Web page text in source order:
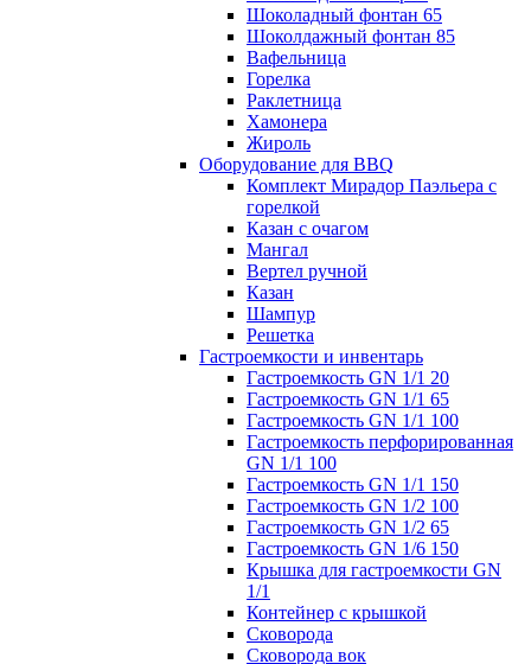
Шоколадный фонтан 65
Шоколдажный фонтан 85
Вафельница
Горелка
Раклетница
Хамонера
Жироль
Оборудование для BBQ
Комплект Мирадор Паэльера с
горелкой
Казан с очагом
Мангал
Вертел ручной
Казан
Шампур
Решетка
Гастроемкости и инвентарь
Гастроемкость GN 1/1 20
Гастроемкость GN 1/1 65
Гастроемкость GN 1/1 100
Гастроемкость перфорированная
GN 1/1 100
Гастроемкость GN 1/1 150
Гастроемкость GN 1/2 100
Гастроемкость GN 1/2 65
Гастроемкость GN 1/6 150
Крышка для гастроемкости GN
1/1
Контейнер с крышкой
Сковорода
Сковорода вок